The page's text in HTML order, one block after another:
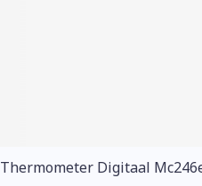
Digitaal